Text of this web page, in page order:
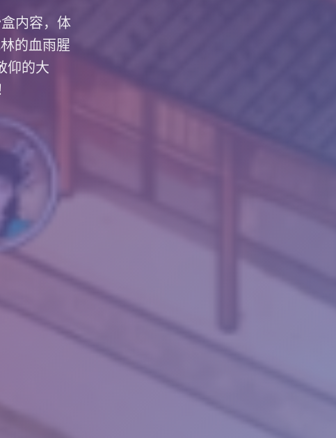
内容，体
的血雨腥
仰的大